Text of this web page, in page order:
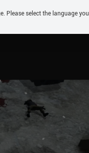
SIMILARES
Please select the language you